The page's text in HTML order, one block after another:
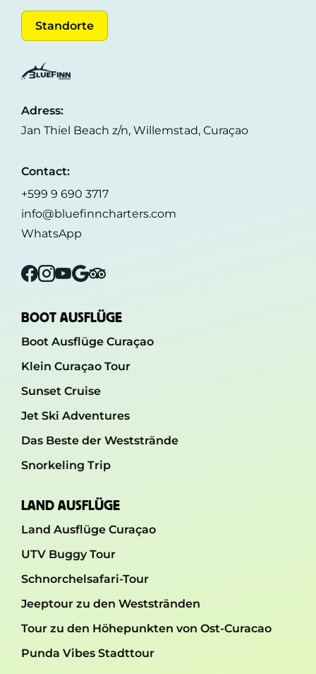
Standorte
Adress:
Jan Thiel Beach z/n, Willemstad, Curaçao
Contact:
+599 9 690 3717
info@bluefinncharters.com
WhatsApp
Facebook
Instagram
YouTube
GoogleTripadvisor
BOOT AUSFLÜGE
Boot Ausflüge Curaçao
Klein Curaçao Tour
Sunset Cruise
Jet Ski Adventures
Das Beste der Weststrände
Snorkeling Trip
LAND AUSFLÜGE
Land Ausflüge Curaçao
UTV Buggy Tour
Schnorchelsafari-Tour
Jeeptour zu den Weststränden
Tour zu den Höhepunkten von Ost-Curacao
Punda Vibes Stadttour